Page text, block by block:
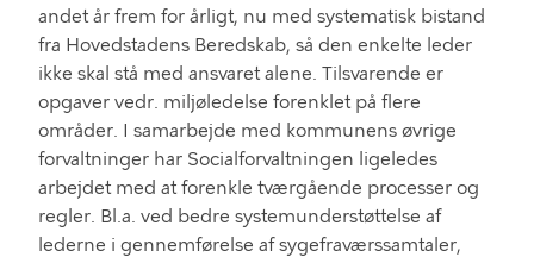
andet år frem for årligt, nu med systematisk bistand
fra Hovedstadens Beredskab, så den enkelte leder
ikke skal stå med ansvaret alene. Tilsvarende er
opgaver vedr. miljøledelse forenklet på flere
områder. I samarbejde med kommunens øvrige
forvaltninger har Socialforvaltningen ligeledes
arbejdet med at forenkle tværgående processer og
regler. B l.a. ved bedre systemunderstøttelse af
lederne i gennemførelse af sygefraværssamtaler,